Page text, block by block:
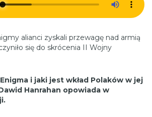
alianci zyskali przewagę nad armią
się do skrócenia II Wojny
i jaki jest wkład Polaków w jej
Hanrahan opowiada w